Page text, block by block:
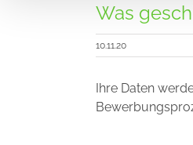
Was
10.11.20
Ihre Daten